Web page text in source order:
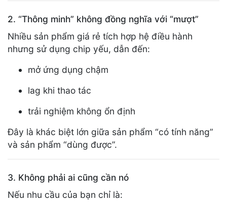
2. “Thông minh” không đồng nghĩa với “mượt”
Nhiều sản phẩm giá rẻ tích hợp hệ điều hành
nhưng sử dụng chip yếu, dẫn đến:
mở ứng dụng chậm
lag khi thao tác
trải nghiệm không ổn định
Đây là khác biệt lớn giữa sản phẩm “có tính năng”
và sản phẩm “dùng được”.
3. Không phải ai cũng cần nó
Nếu nhu cầu của bạn chỉ là: